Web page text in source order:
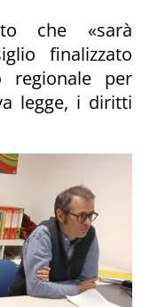
che «sarà
finalizzato
regionale per
legge, i diritti